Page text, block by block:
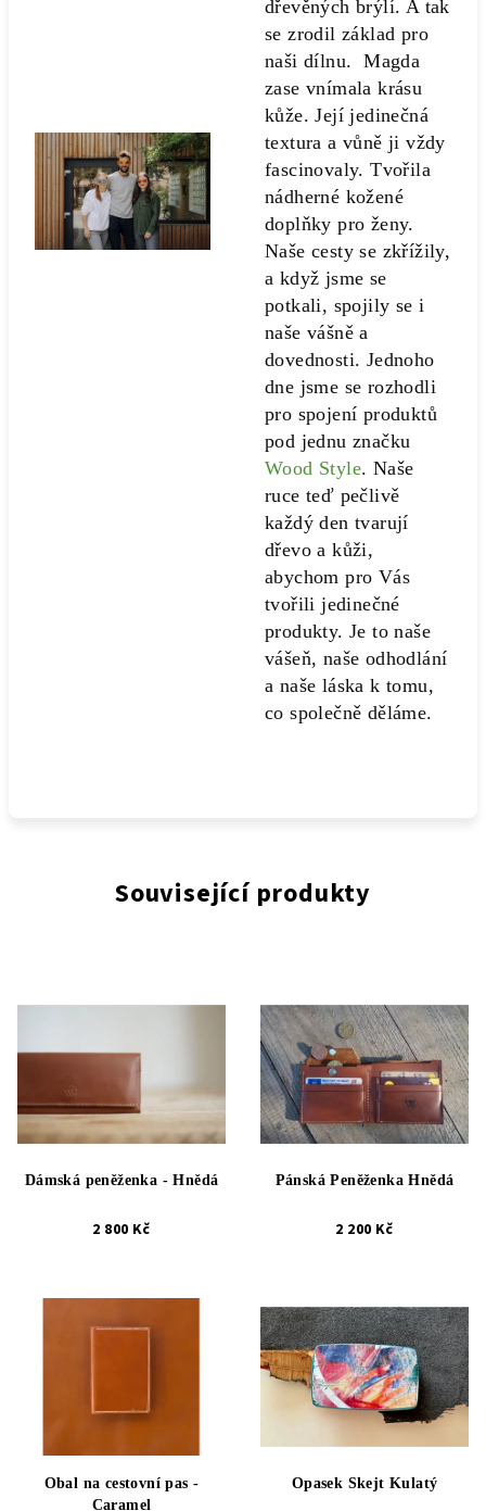
dřevěných brýlí. A tak
se zrodil základ pro
naši dílnu. Magda
zase vnímala krásu
kůže. Její jedinečná
textura a vůně ji vždy
fascinovaly. Tvořila
nádherné kožené
doplňky pro ženy.
Naše cesty se zkřížily,
a když jsme se
potkali, spojily se i
naše vášně a
dovednosti. Jednoho
dne jsme se rozhodli
pro spojení produktů
pod jednu značku
Wood Style. Naše
ruce teď pečlivě
každý den tvarují
dřevo a kůži,
abychom pro Vás
tvořili jedinečné
produkty. Je to naše
vášeň, naše odhodlání
a naše láska k tomu,
co společně děláme.
Související produkty
Dámská peněženka - Hnědá
2 800 Kč
Pánská Peněženka Hnědá
2 200 Kč
Obal na cestovní pas -
Caramel
Opasek Skejt Kulatý